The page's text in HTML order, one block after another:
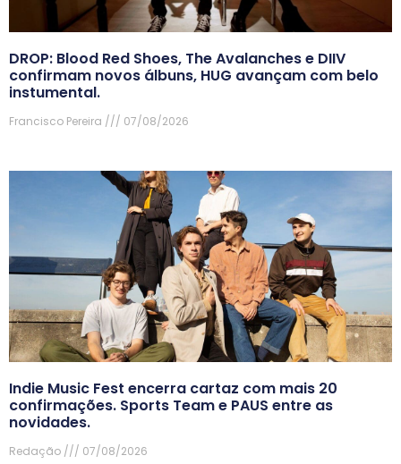
DROP: Blood Red Shoes, The Avalanches e DIIV
confirmam novos álbuns, HUG avançam com belo
instumental.
Francisco Pereira 07/08/2026
Indie Music Fest encerra cartaz com mais 20
confirmações. Sports Team e PAUS entre as
novidades.
Redação 07/08/2026